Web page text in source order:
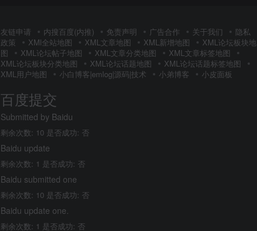
友链申请 内搜百度(内推) 免责声明 广告合作 关于我们
隐私
政策
XMl全站地图 XML文章地图 XML新增地图
XML论坛板块地
图
XML论坛帖子地图 XML文章分类地图
XML文章标签地图
XML论坛板块分类地图
XML论坛话题地图
XML论坛话题标签地图
XML用户地图
小白博客|emlog|源码|技术 小弟博客 小皮面板
百度提交
Submitted by Baidu
剩余次数: 10 是否成功: 否
Baidu update
剩余次数: 1 是否成功: 否
Baidu submitted one
剩余次数: 10 是否成功: 否
Baidu update one.
剩余次数: 1 是否成功: 否